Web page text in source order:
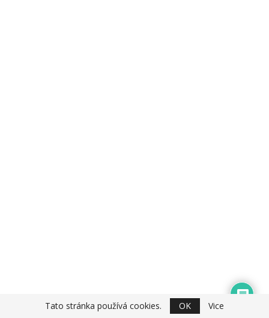
Tato stránka používá cookies. OK Vice